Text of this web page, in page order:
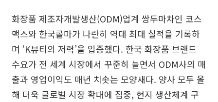
화장품 제조자개발생산(ODM)업계 쌍두마차인 코스
맥스와 한국콜마가 나란히 역대 최대 실적을 기록하
며 ‘K뷰티의 저력’을 입증했다. 한국 화장품 브랜드
수요가 전 세계 시장에서 꾸준히 늘면서 ODM사의 매
출과 영업이익도 매년 치솟는 모양새다. 양사 모두 올
해 더욱 글로벌 시장 확대에 집중, 현지 생산체계 구